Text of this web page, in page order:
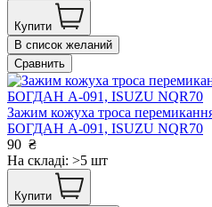
Купити
В список желаний
Сравнить
Зажим кожуха троса
БОГДАН А-091, ISUZU NQR70
90 ₴
На складі: >5 шт
Купити